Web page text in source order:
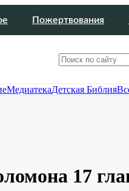
Пожертвования
МедиатекаДетская Библия
17